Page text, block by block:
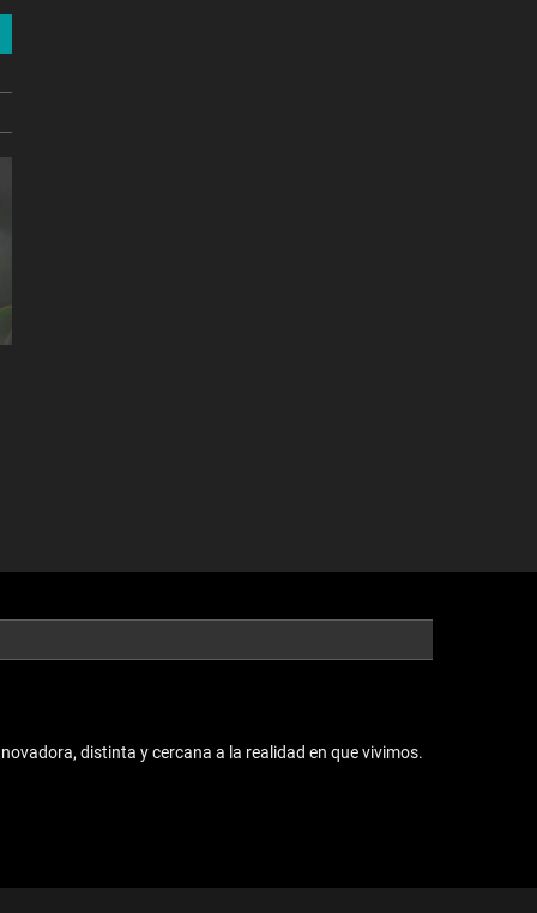
distinta y cercana a la realidad en que vivimos.